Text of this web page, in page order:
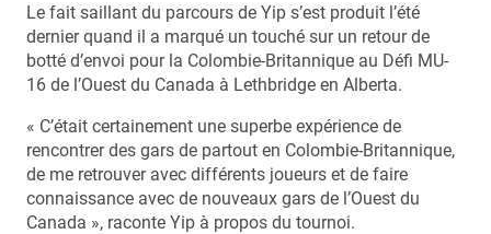
Le fait saillant du parcours de Yip s’est produit l’été
dernier quand il a marqué un touché sur un retour de
botté d’envoi pour la Colombie-Britannique au Défi MU-
16 de l’Ouest du Canada à Lethbridge en Alberta.
« C’était certainement une superbe expérience de
rencontrer des gars de partout en Colombie-Britannique,
de me retrouver avec différents joueurs et de faire
connaissance avec de nouveaux gars de l’Ouest du
Canada », raconte Yip à propos du tournoi.